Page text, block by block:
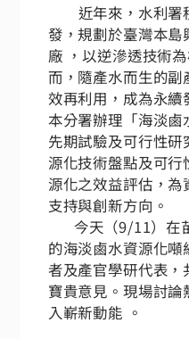
近年來，水利署
發，規劃於臺灣本
廠 ，以逆滲透技術
而，隨產水而生的
效再利用，成為永續
本分署辦理「海淡
先期試驗及可行性
源化技術盤點及可
源化之效益評估，
支持與創新方向。
今天（9/11）在
的海淡鹵水資源化
者及產官學研代表
寶貴意見。現場討
入嶄新動能 。